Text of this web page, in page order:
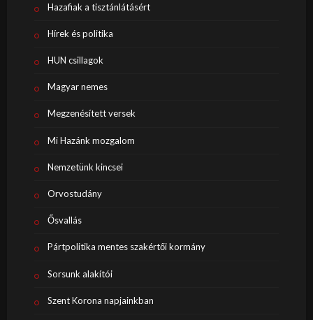
Hazafiak a tisztánlátásért
Hírek és politika
HUN csillagok
Magyar nemes
Megzenésített versek
Mi Hazánk mozgalom
Nemzetünk kincsei
Orvostudány
Ősvallás
Pártpolitika mentes szakértői kormány
Sorsunk alakítói
Szent Korona napjainkban